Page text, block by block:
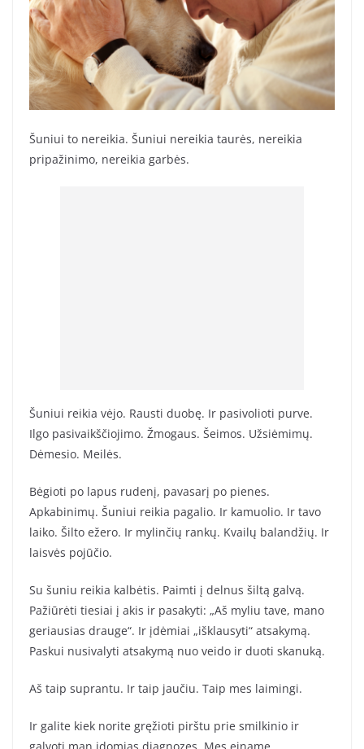
Šuniui to nereikia. Šuniui nereikia taurės, nereikia
pripažinimo, nereikia garbės.
Šuniui reikia vėjo. Rausti duobę. Ir pasivolioti purve.
Ilgo pasivaikščiojimo. Žmogaus. Šeimos. Užsiėmimų.
Dėmesio. Meilės.
Bėgioti po lapus rudenį, pavasarį po pienes.
Apkabinimų. Šuniui reikia pagalio. Ir kamuolio. Ir tavo
laiko. Šilto ežero. Ir mylinčių rankų. Kvailų balandžių. Ir
laisvės pojūčio.
Su šuniu reikia kalbėtis. Paimti į delnus šiltą galvą.
Pažiūrėti tiesiai į akis ir pasakyti: „Aš myliu tave, mano
geriausias drauge“. Ir įdėmiai „išklausyti“ atsakymą.
Paskui nusivalyti atsakymą nuo veido ir duoti skanuką.
Aš taip suprantu. Ir taip jaučiu. Taip mes laimingi.
Ir galite kiek norite gręžioti pirštu prie smilkinio ir